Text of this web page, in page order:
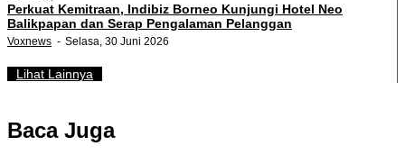
Perkuat Kemitraan, Indibiz Borneo Kunjungi Hotel Neo
Balikpapan dan Serap Pengalaman Pelanggan
Voxnews Selasa, 30 Juni 2026
Lihat Lainnya
Baca Juga